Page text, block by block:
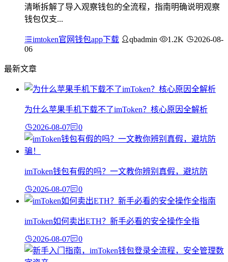
清晰拆解了导入观察钱包的全流程，指南明确说明观察
钱包仅支...
imtoken官网钱包app下载 qbadmin 1.2K
2026-08-
06
最新文章
为什么苹果手机下载不了imToken？核心原因全解析
2026-08-07 0
imToken钱包有假的吗？一文教你辨别真假，避坑防
2026-08-07 0
imToken如何卖出ETH？新手必看的安全操作全指
2026-08-07 0